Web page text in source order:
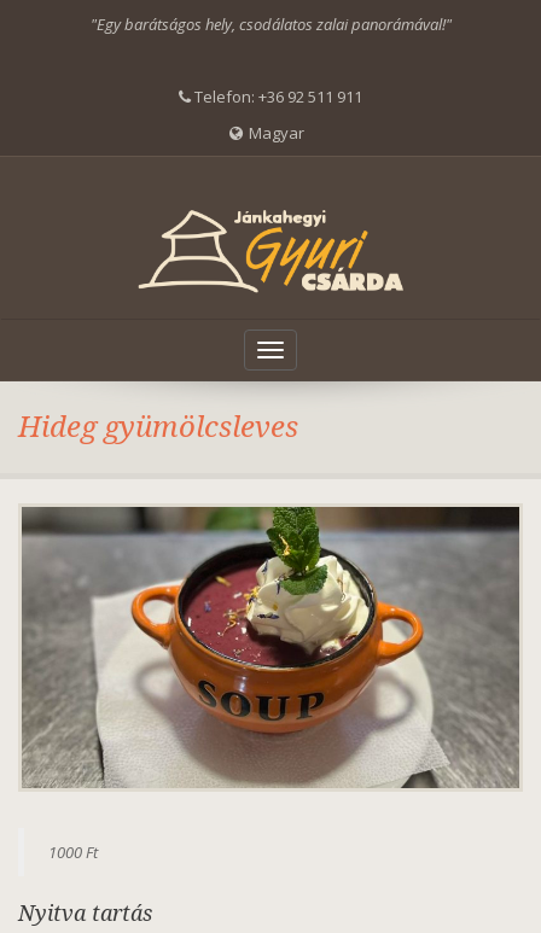
"Egy barátságos hely, csodálatos zalai panorámával!"
Telefon: +36 92 511 911
Magyar
Toggle
navigation
Hideg gyümölcsleves
1000 Ft
Nyitva tartás